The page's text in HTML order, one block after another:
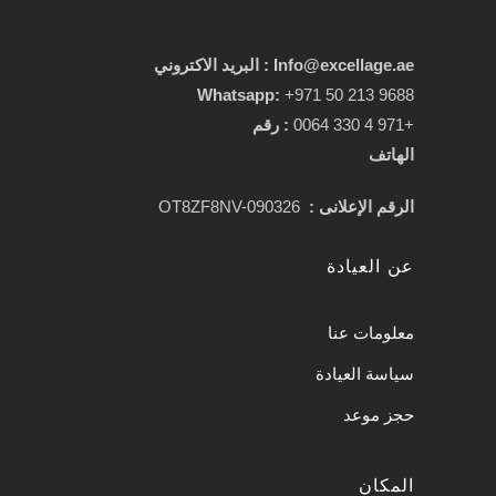
Info@excellage.ae : البريد الاكتروني
Whatsapp: +971 50 213 9688
+971 4 330 0064
: رقم
الهاتف
الرقم الإعلانى :
عن العيادة
معلومات عنا
سياسة العيادة
حجز موعد
المكان